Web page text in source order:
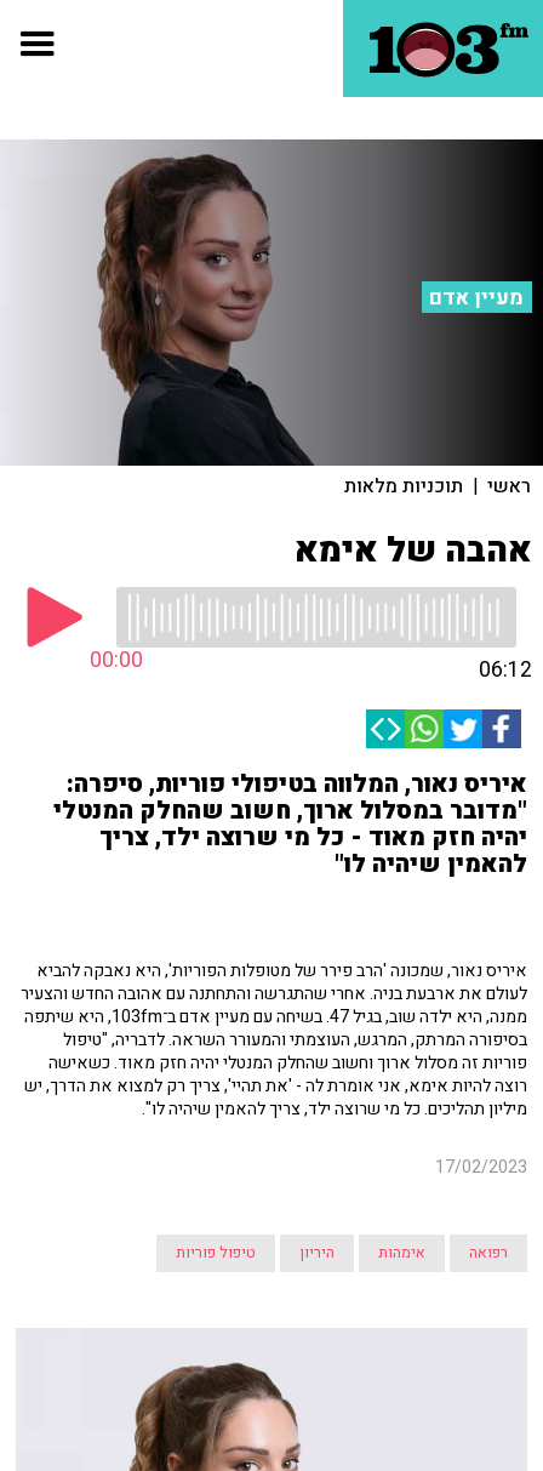
מעיין אדם
ראשי | תוכניות מלאות
אהבה של אימא
00:00 06:12
איריס נאור, המלווה בטיפולי פוריות, סיפרה:
"מדובר במסלול ארוך, חשוב שהחלק המנטלי
יהיה חזק מאוד - כל מי שרוצה ילד, צריך
להאמין שיהיה לו"
איריס נאור, שמכונה 'הרב פירר של מטופלות הפוריות', היא נאבקה להביא
לעולם את ארבעת בניה. אחרי שהתגרשה והתחתנה עם אהובה החדש והצעיר
ממנה, היא ילדה שוב, בגיל 47. בשיחה עם מעיין אדם ב־103fm, היא שיתפה
בסיפורה המרתק, המרגש, העוצמתי והמעורר השראה. לדבריה, "טיפול
פוריות זה מסלול ארוך וחשוב שהחלק המנטלי יהיה חזק מאוד. כשאישה
רוצה להיות אימא, אני אומרת לה - 'את תהיי', צריך רק למצוא את הדרך, יש
מיליון תהליכים. כל מי שרוצה ילד, צריך להאמין שיהיה לו".
17/02/2023
רפואה אימהות היריון טיפול פוריות